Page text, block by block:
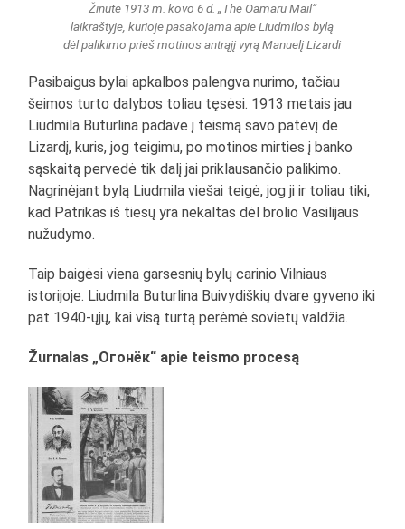
Žinutė 1913 m. kovo 6 d. „The Oamaru Mail“
laikraštyje, kurioje pasakojama apie Liudmilos bylą
dėl palikimo prieš motinos antrąjį vyrą Manuelį Lizardi
Pasibaigus bylai apkalbos palengva nurimo, tačiau
šeimos turto dalybos toliau tęsėsi. 1913 metais jau
Liudmila Buturlina padavė į teismą savo patėvį de
Lizardį, kuris, jog teigimu, po motinos mirties į banko
sąskaitą pervedė tik dalį jai priklausančio palikimo.
Nagrinėjant bylą Liudmila viešai teigė, jog ji ir toliau tiki,
kad Patrikas iš tiesų yra nekaltas dėl brolio Vasilijaus
nužudymo.
Taip baigėsi viena garsesnių bylų carinio Vilniaus
istorijoje. Liudmila Buturlina Buivydiškių dvare gyveno iki
pat 1940-ųjų, kai visą turtą perėmė sovietų valdžia.
Žurnalas „Огонёк“ apie teismo procesą